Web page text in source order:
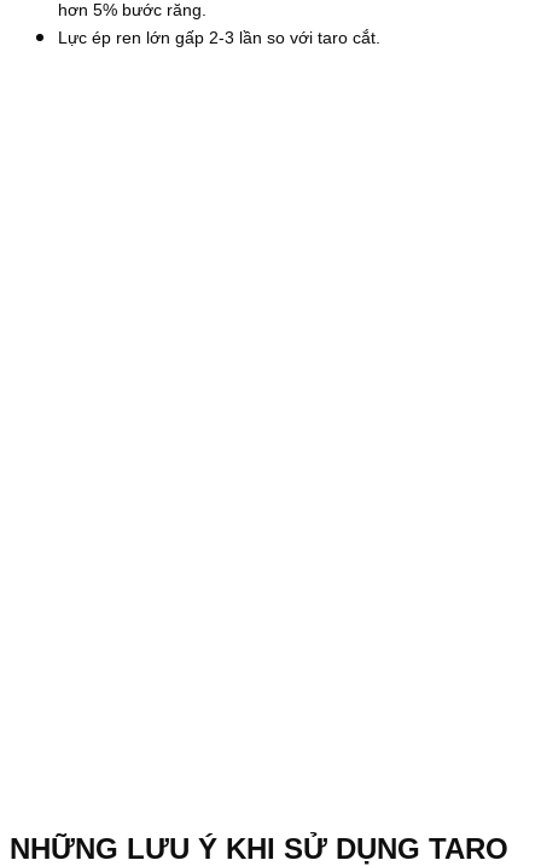
hơn 5% bước răng.
Lực ép ren lớn gấp 2-3 lần so với taro cắt.
NHỮNG LƯU Ý KHI SỬ DỤNG TARO